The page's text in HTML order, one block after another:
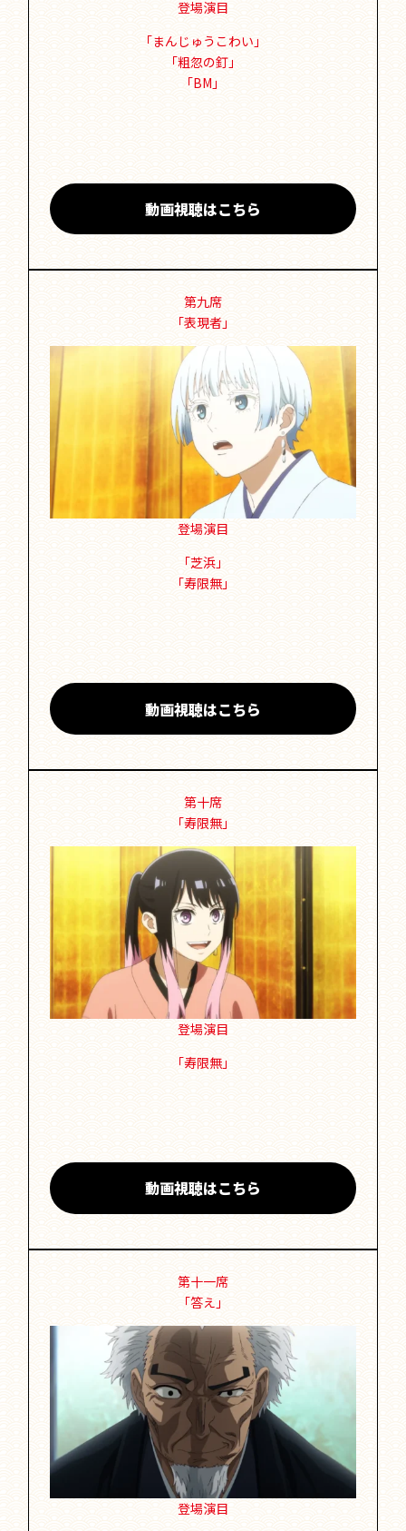
登場演目
「まんじゅうこわい」
「粗忽の釘」
「BM」
動画視聴はこちら
第九席
「表現者」
登場演目
「芝浜」
「寿限無」
動画視聴はこちら
第十席
「寿限無」
登場演目
「寿限無」
動画視聴はこちら
第十一席
「答え」
登場演目